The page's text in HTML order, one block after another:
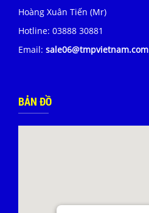
Hoàng Xuân Tiến (Mr)
Hotline: 03888 30881
Email: sale06@tmpvietnam.com
BẢN ĐỒ